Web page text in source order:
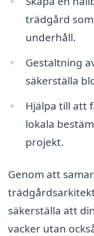
trädgård
underhåll.
Gestaltning
säkerställa
Hjälpa till att
lokala
projekt.
Genom att
säkerställa att
vacker utan